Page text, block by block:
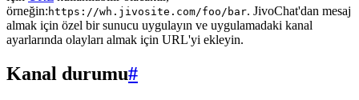
örneğin: https://wh.jivosite.com/foo/bar. JivoChat'dan mesaj
almak için özel bir sunucu uygulayın ve uygulamadaki kanal
ayarlarında olayları almak için URL'yi ekleyin.
Kanal durumu#